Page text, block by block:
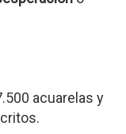
acuarelas y